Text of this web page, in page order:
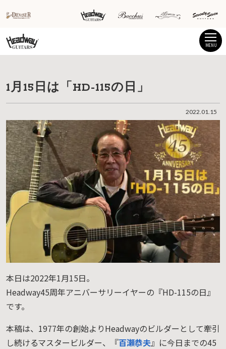
MENU
2022.01.15
1月15日は「HD-115の日」
本日は2022年1月15日。
Headway45周年アニバーサリーイヤーの『HD-115の日』
です。
本稿は、1977年の創始よりHeadwayのビルダーとして牽引
し続けるマスタービルダー、『百瀬恭夫』に今日までの45